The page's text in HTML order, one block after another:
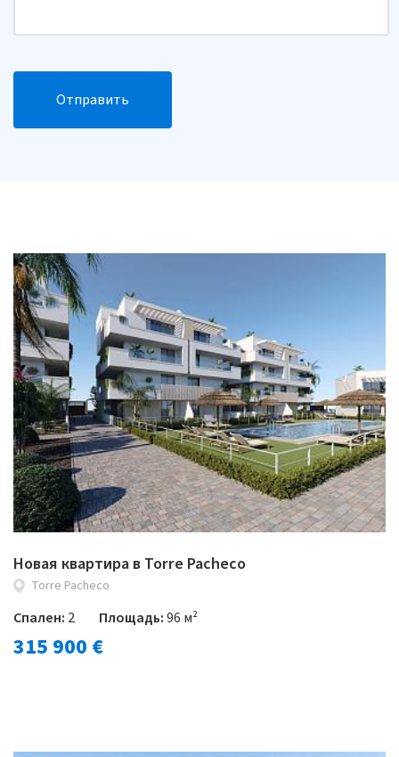
Отправить
Новая квартира в Torre Pacheco
Torre Pacheco
Спален: 2 Площадь:96 м²
315 900 €